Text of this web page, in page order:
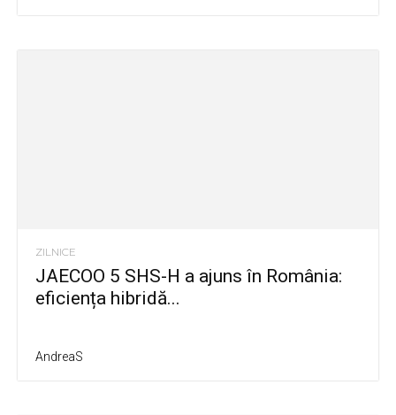
ZILNICE
JAECOO 5 SHS-H a ajuns în România:
eficiența hibridă...
AndreaS